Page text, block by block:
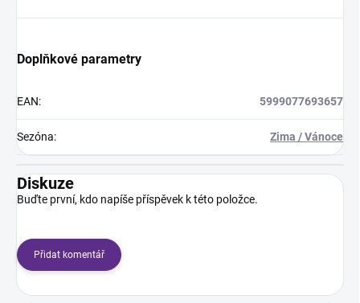
Doplňkové parametry
EAN: 5999077693657
Sezóna: Zima / Vánoce
Diskuze
Buďte první, kdo napíše příspěvek k této položce.
Přidat komentář